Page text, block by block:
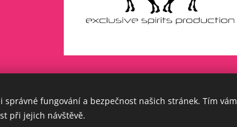
správné fungování a bezpečnost našich stránek. Tím vám
při jejich návštěvě.